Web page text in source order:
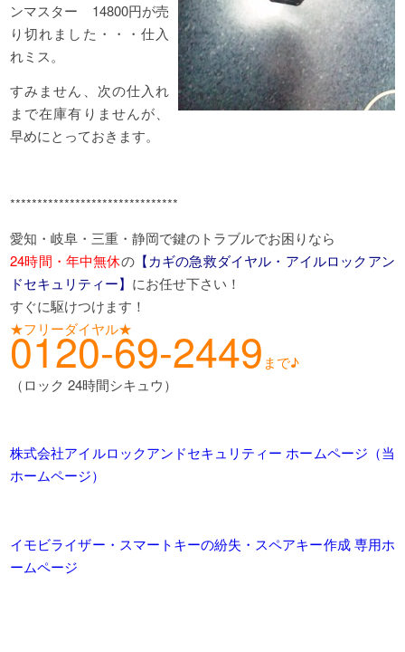
ンマスター 14800円が売
り切れました・・・仕入
れミス。
すみません、次の仕入れ
まで在庫有りませんが、
早めにとっておきます。
*******************************
愛知・岐阜・三重・静岡で鍵のトラブルでお困りなら
24時間・年中無休の【カギの急救ダイヤル・アイルロックアン
ドセキュリティー】 にお任せ下さい！
すぐに駆けつけます！
★フリーダイヤル★
0120-69-2449 まで♪
（ロック 24時間シキュウ）
株式会社アイルロックアンドセキュリティー ホームページ（当
ホームページ）
イモビライザー・スマートキーの紛失・スペアキー作成 専用ホ
ームページ